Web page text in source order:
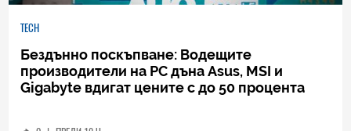
TECH
Бездънно поскъпване: Водещите
производители на РС дъна Asus, MSI и
Gigabyte вдигат цените с до 50 процента